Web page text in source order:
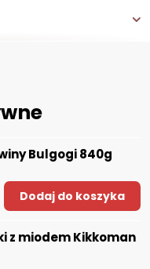
Bulgogi 840g
Dodaj do koszyka
z miodem Kikkoman